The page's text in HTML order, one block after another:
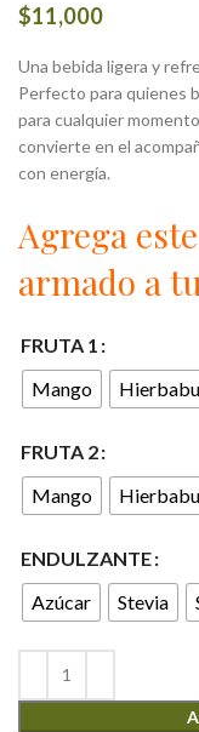
$11,000
Una bebida ligera y
Perfecto para quienes
para cualquier
convierte en el
con energía.
Agrega
armado a
FRUTA 1
Mango
FRUTA 2
Mango
ENDULZANTE
Azúcar
Stevia